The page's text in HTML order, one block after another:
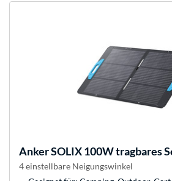
AnkerSOLIX 100W tragbares
4 einstellbare Neigungswinkel